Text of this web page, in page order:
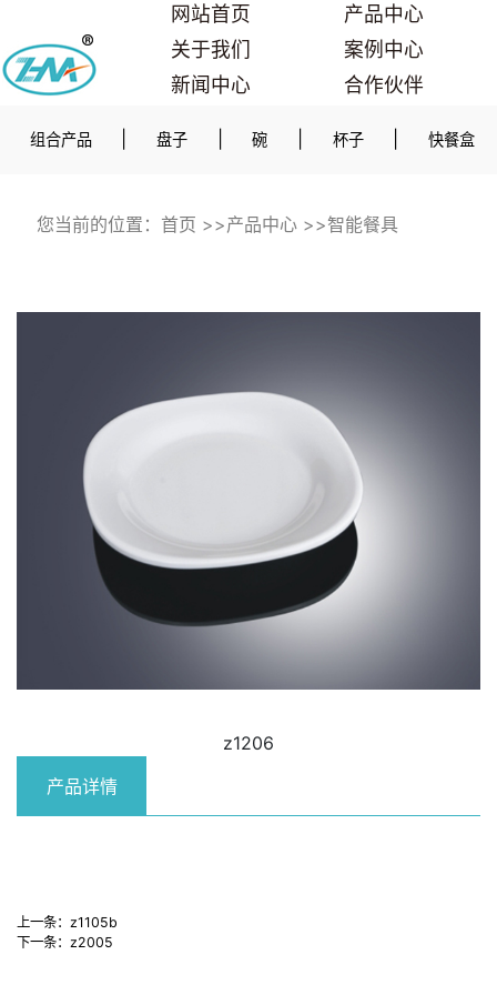
网站首页
产品中心
关于我们
案例中心
新闻中心
合作伙伴
组合产品 盘子 碗 杯子 快餐盒
您当前的位置： 首页 >>产品中心>>智能餐具
z1206
产品详情
上一条： z1105b
下一条： z2005